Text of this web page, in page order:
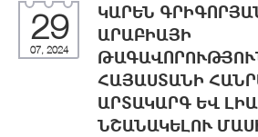
29
07, 2024
ԿԱՐԵՆ
ԱՐԱԲԻԱՅԻ
ՀԱՅԱՍՏԱՆԻ
ԱՐՏԱԿԱՐԳ ԵՎ
ՆՇԱՆԱԿԵԼՈՒ